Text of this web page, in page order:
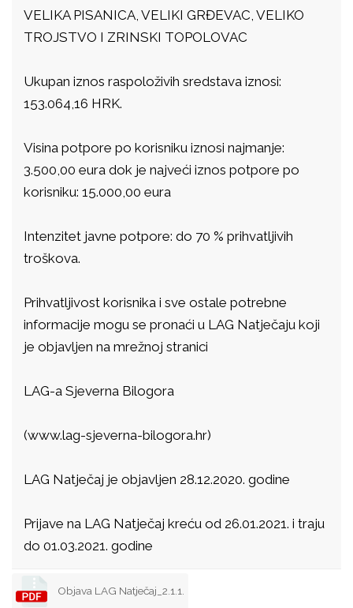
VELIKA PISANICA, VELIKI GRĐEVAC, VELIKO
TROJSTVO I ZRINSKI TOPOLOVAC
Ukupan iznos raspoloživih sredstava iznosi:
153.064,16 HRK.
Visina potpore po korisniku iznosi najmanje:
3.500,00 eura dok je najveći iznos potpore po
korisniku: 15.000,00 eura
Intenzitet javne potpore: do 70 % prihvatljivih
troškova.
Prihvatljivost korisnika i sve ostale potrebne
informacije mogu se pronaći u LAG Natječaju koji
je objavljen na mrežnoj stranici
LAG-a Sjeverna Bilogora
(www.lag-sjeverna-bilogora.hr)
LAG Natječaj je objavljen 28.12.2020. godine
Prijave na LAG Natječaj kreću od 26.01.2021. i traju
do 01.03.2021. godine
Objava LAG Natječaj_2.1.1.